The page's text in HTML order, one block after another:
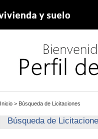
Inicio > Búsqueda de Licitaciones
Búsqueda de